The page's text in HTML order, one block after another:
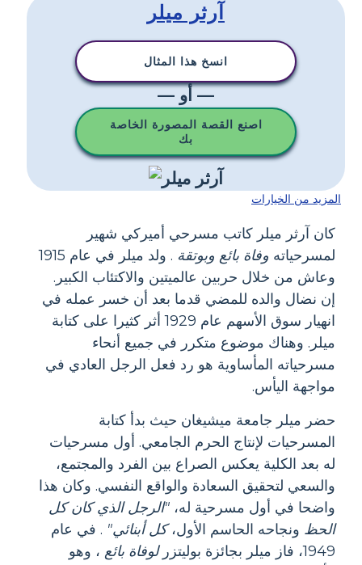
آرثر ميلر
انسخ هذا المثال
— أو —
اصنع القصة المصورة الخاصة
بك
المزيد من الخيارات
كان آرثر ميلر كاتب مسرحي أميركي شهير
لمسرحياته وفاة بائع وبوتقة
. ولد ميلر في عام 1915
وعاش من خلال حربين عالميتين والاكتئاب الكبير.
إن نضال والده للمضي قدما بعد أن خسر عمله في
انهيار سوق الأسهم عام 1929 أثر كثيرا على كتابة
ميلر. وهناك موضوع متكرر في جميع أنحاء
مسرحياته المأساوية هو رد فعل الرجل العادي في
مواجهة اليأس.
حضر ميلر جامعة ميشيغان حيث بدأ كتابة
المسرحيات لإنتاج الحرم الجامعي. أول مسرحيات
له بعد الكلية يعكس الصراع بين الفرد والمجتمع،
والسعي لتحقيق السعادة والواقع النفسي. وكان هذا
واضحا في أول مسرحية له، "الرجل الذي كان كل
الحظ ونجاحه الحاسم الأول،كل أبنائي" . في عام
1949، فاز ميلر بجائزة بوليتزر
لوفاة بائع ، وهو